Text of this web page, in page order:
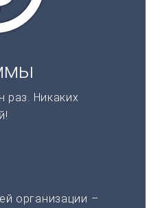
раз. Никаких
организации –